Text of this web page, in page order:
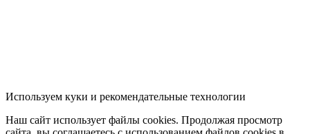
Используем куки и рекомендательные технологии
Наш сайт использует файлы cookies. Продолжая просмотр